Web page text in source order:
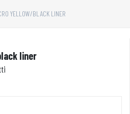
YELLOW/BLACK LINER
liner